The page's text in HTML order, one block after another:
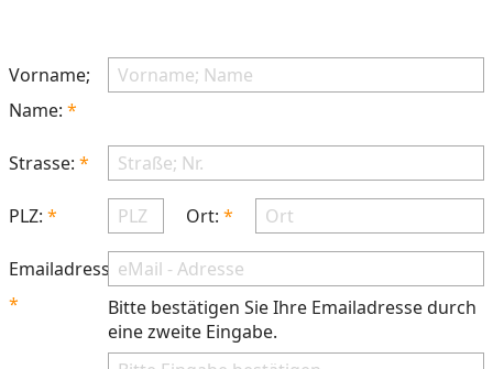
Vorname;
Name:
Strasse:
PLZ: Ort:
Emailadresse:
Bitte bestätigen Sie Ihre Emailadresse durch
eine zweite Eingabe.